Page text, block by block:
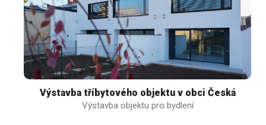
Výstavba tříbytového objektu v obci Česká
Výstavba objektu pro bydlení